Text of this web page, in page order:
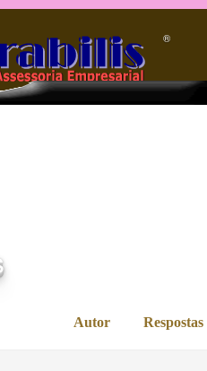
principal
®️
Autor Respostas